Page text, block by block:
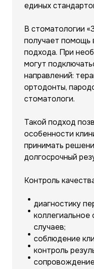
единых
В стоматологии
получает помощь
подхода. При
могут
направлений:
ортодонты,
стоматологи.
Такой подход
особенности
принимать
долгосрочный
Контроль
диагностику
случаев;
соблюдение
контроль